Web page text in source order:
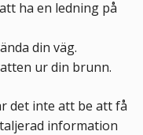
ha en ledning på
din väg.
ur din brunn.
det inte att be att få
information